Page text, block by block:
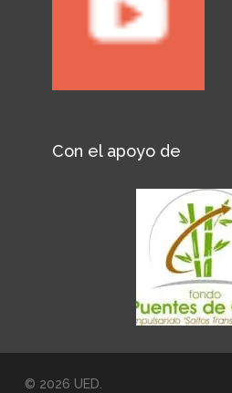
Con el apoyo de
© 2026 UED.